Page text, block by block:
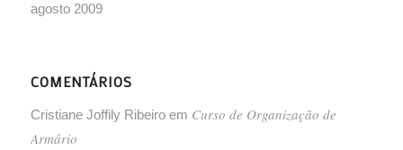
agosto 2009
COMENTÁRIOS
Cristiane Joffily Ribeiroem Curso de Organização de
Armário